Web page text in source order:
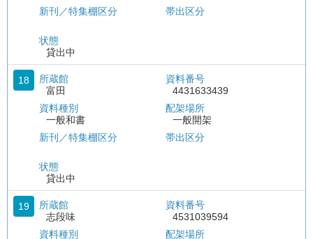
新刊／特集棚区分
状態
貸出中
帯出区分
18
所蔵館
富田
資料種別
一般和書
新刊／特集棚区分
状態
貸出中
資料番号
4431633439
配架場所
一般開架
帯出区分
19
所蔵館
志段味
資料種別
資料番号
4531039594
配架場所